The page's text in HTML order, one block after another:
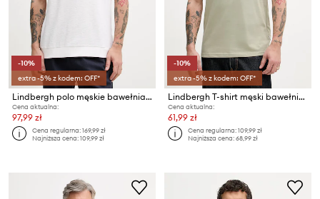
-10%
extra -5% z kodem: OFF*
Lindbergh polo męskie bawełniane
Cena aktualna:
97,99 zł
Cena regularna:169,99 zł
Najniższa cena:109,99 zł
-10%
extra -5% z kodem: OFF*
Lindbergh T-shirt męski bawełniany
Cena aktualna:
61,99 zł
Cena regularna:109,99 zł
Najniższa cena:68,99 zł